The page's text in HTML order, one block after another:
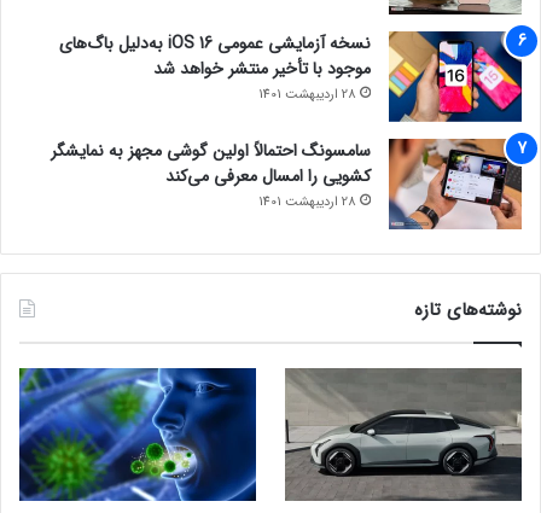
نسخه آزمایشی عمومی iOS 16 به‌دلیل باگ‌های
موجود با تأخیر منتشر خواهد شد
28 اردیبهشت 1401
سامسونگ احتمالاً اولین گوشی مجهز به نمایشگر
کشویی را امسال معرفی می‌کند
28 اردیبهشت 1401
نوشته‌های تازه